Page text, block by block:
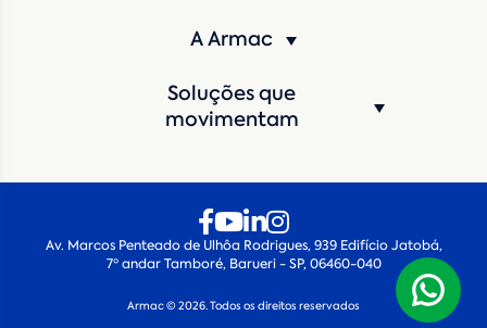
A Armac
Soluções que
movimentam
Av. Marcos Penteado de Ulhôa Rodrigues, 939 Edifício Jatobá,
7º andar Tamboré, Barueri - SP, 06460-040
Armac © 2026. Todos os direitos reservados
Máquina de interesse*
Qual o período de locação? *